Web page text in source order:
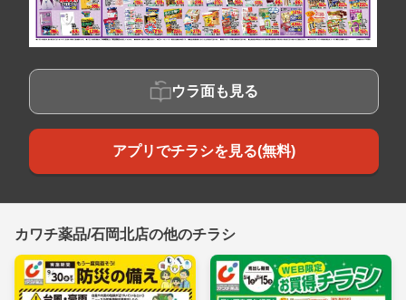
ウラ面も見る
アプリでチラシを見る(無料)
カワチ薬品/石岡北店の他のチラシ